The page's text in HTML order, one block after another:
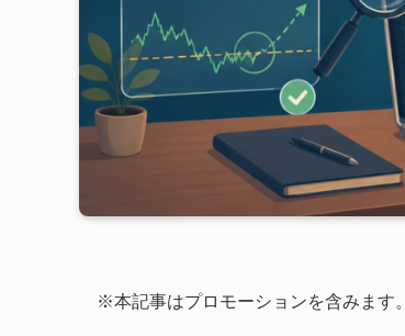
※本記事はプロモーションを含みます。